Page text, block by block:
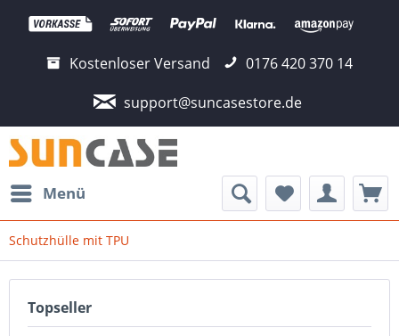
Kostenloser Versand
0176 420 370 14
support@suncasestore.de
Menü
Schutzhülle mit TPU
Topseller